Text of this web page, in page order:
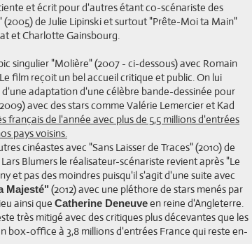
et écrit pour d'autres étant co-scénariste des
(2005) de Julie Lipinski et surtout "Prête-Moi ta Main"
et Charlotte Gainsbourg.
singulier "Molière" (2007 - ci-dessous) avec Romain
film reçoit un bel accueil critique et public. On lui
adaptation d'une célèbre bande-dessinée pour
avec des stars comme Valérie Lemercier et Kad
français de l'année avec plus de 5,5 millions d'entrées
pays voisins.
cinéastes avec "Sans Laisser de Traces" (2010) de
Blumers le réalisateur-scénariste revient après "Le
et pas des moindres puisqu'il s'agit d'une suite avec
Majesté" (2012) avec une pléthore de stars menés par
ainsi que Catherine Deneuveen reine d'Angleterre.
très mitigé avec des critiques plus décevantes que les
box-office à 3,8 millions d'entrées France qui reste en-